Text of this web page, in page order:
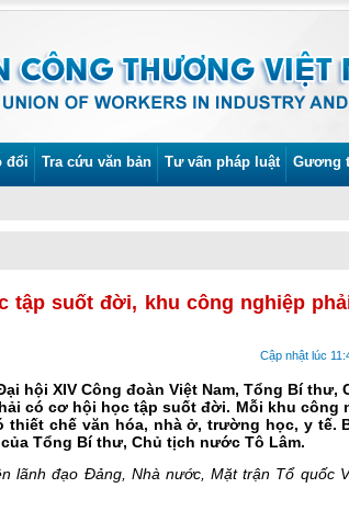
đổi Tra cứu văn bản Tư vấn pháp luật Gương
tập suốt đời, khu công nghiệp
Cập nhật lúc
hội XIV Công đoàn Việt Nam, Tổng Bí thư,
có cơ hội học tập suốt đời. Mỗi khu công
thiết chế văn hóa, nhà ở, trường học, y tế.
Tổng Bí thư, Chủ tịch nước Tô Lâm.
lãnh đạo Đảng, Nhà nước, Mặt trận Tổ quốc
Lễ phát động Tháng